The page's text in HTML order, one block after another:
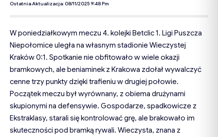
Ostatnia Aktualizacja: 08/11/2025 9:48 Pm
W poniedziałkowym meczu 4. kolejki Betclic 1. Ligi Puszcza
Niepołomice uległa na własnym stadionie Wieczystej
Kraków 0:1. Spotkanie nie obfitowało w wiele okazji
bramkowych, ale beniaminek z Krakowa zdołał wywalczyć
cenne trzy punkty dzięki trafieniu w drugiej połowie.
Początek meczu był wyrównany, z obiema drużynami
skupionymi na defensywie. Gospodarze, spadkowicze z
Ekstraklasy, starali się kontrolować grę, ale brakowało im
skuteczności pod bramką rywali. Wieczysta, znana z